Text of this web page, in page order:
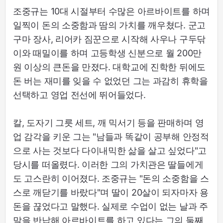
조중규는 10대 시절부터 수많은 아르바이트를 하며
일찍이 돈의 소중함과 땀의 가치를 깨우쳤다. 군고
구마 장사, 리어카 짐꾼으로 시작해 사우나 구두닦
이와 때밀이를 하며 고등학생 신분으로 월 200만
원 이상의 큰돈을 만졌다. 대학교에 진학한 뒤에도
돈 버는 재미를 잊을 수 없었던 그는 과감히 휴학을
선택하고 영업 전선에 뛰어들었다.
칼, 도자기 그릇 세트, 깨 믹서기 등을 판매하며 영
업 감각을 키운 그는 "남들과 똑같이 공부해 안정적
으로 사는 것보다 다이내믹한 삶을 살고 싶었다"고
당시를 떠올렸다. 이러한 그의 가치관은 딸들에게
도 고스란히 이어졌다. 조중규는 "돈의 소중함을 스
스로 깨닫기를 바랐다"며 딸이 20살이 되자마자 용
돈을 끊었다고 말했다. 실제로 수업이 없는 날과 주
말을 반납해 아르바이트를 하고 있다는 그의 둘째